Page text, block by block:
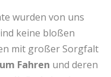
wurden von uns
keine bloßen
mit großer Sorgfalt
Fahren und deren